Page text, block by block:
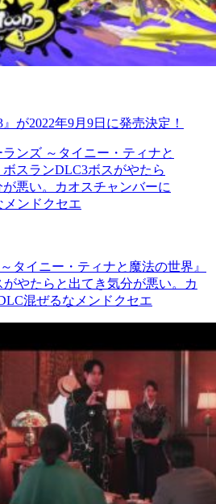
が2022年9月9日に発売決定！
タイニー・ティナと魔法の世界』
やたらと出てき気分が悪い。カ
混ぜるなメンドクセエ